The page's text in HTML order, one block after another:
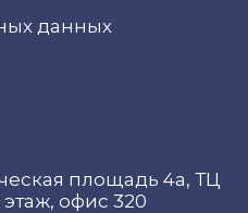
данных
площадь 4а, ТЦ
офис 320